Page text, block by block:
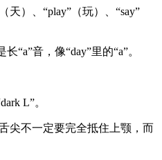
）、“play”（玩）、“say”
“a”音，像“day”里的“a”。
L”。
尖不一定要完全抵住上颚，而